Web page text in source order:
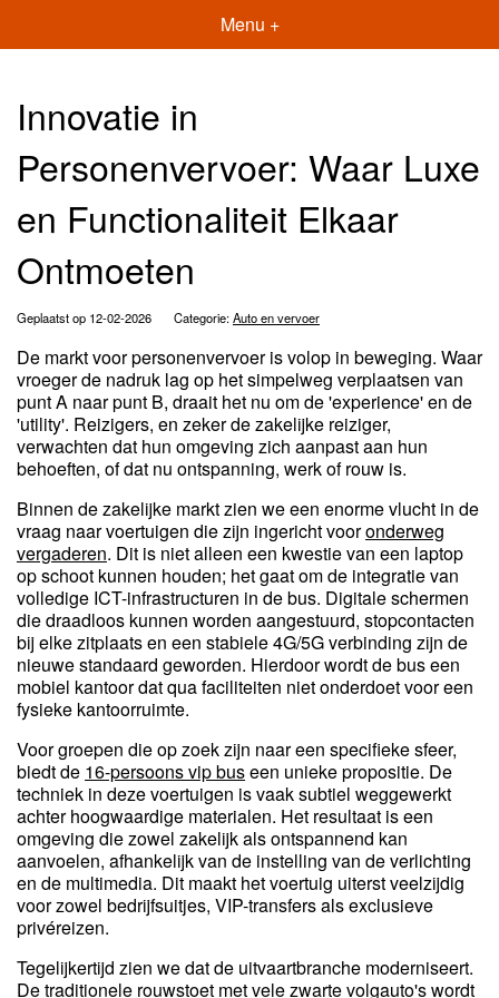
Menu +
Innovatie in
Personenvervoer: Waar Luxe
en Functionaliteit Elkaar
Ontmoeten
Geplaatst op 12-02-2026 Categorie:Auto en vervoer
De markt voor personenvervoer is volop in beweging. Waar
vroeger de nadruk lag op het simpelweg verplaatsen van
punt A naar punt B, draait het nu om de 'experience' en de
'utility'. Reizigers, en zeker de zakelijke reiziger,
verwachten dat hun omgeving zich aanpast aan hun
behoeften, of dat nu ontspanning, werk of rouw is.
Binnen de zakelijke markt zien we een enorme vlucht in de
vraag naar voertuigen die zijn ingericht vooronderweg
vergaderen. Dit is niet alleen een kwestie van een laptop
op schoot kunnen houden; het gaat om de integratie van
volledige ICT-infrastructuren in de bus. Digitale schermen
die draadloos kunnen worden aangestuurd, stopcontacten
bij elke zitplaats en een stabiele 4G/5G verbinding zijn de
nieuwe standaard geworden. Hierdoor wordt de bus een
mobiel kantoor dat qua faciliteiten niet onderdoet voor een
fysieke kantoorruimte.
Voor groepen die op zoek zijn naar een specifieke sfeer,
biedt de 16-persoons vip buseen unieke propositie. De
techniek in deze voertuigen is vaak subtiel weggewerkt
achter hoogwaardige materialen. Het resultaat is een
omgeving die zowel zakelijk als ontspannend kan
aanvoelen, afhankelijk van de instelling van de verlichting
en de multimedia. Dit maakt het voertuig uiterst veelzijdig
voor zowel bedrijfsuitjes, VIP-transfers als exclusieve
privéreizen.
Tegelijkertijd zien we dat de uitvaartbranche moderniseert.
De traditionele rouwstoet met vele zwarte volgauto's wordt